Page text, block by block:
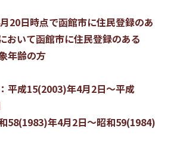
20日時点で函館市に住民登録のあ
おいて函館市に住民登録のある
年齢の方
平成15(2003)年4月2日～平成
58(1983)年4月2日～昭和59(1984)